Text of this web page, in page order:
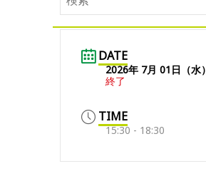
DATE
2026年 7月 01日（水）
終了
TIME
15:30 - 18:30